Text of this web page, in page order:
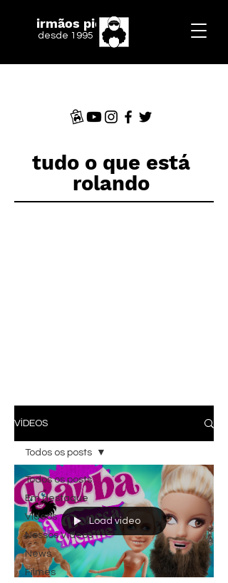
irmãos piologo
desde 1995
tudo o que está
rolando
VÍDEOS
Todos os posts
Em destaque
Vídeos
Nossos Vídeos
News
Filmes
Todos os posts
Load video